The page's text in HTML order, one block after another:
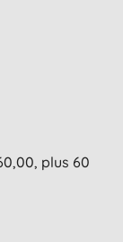
plus 60